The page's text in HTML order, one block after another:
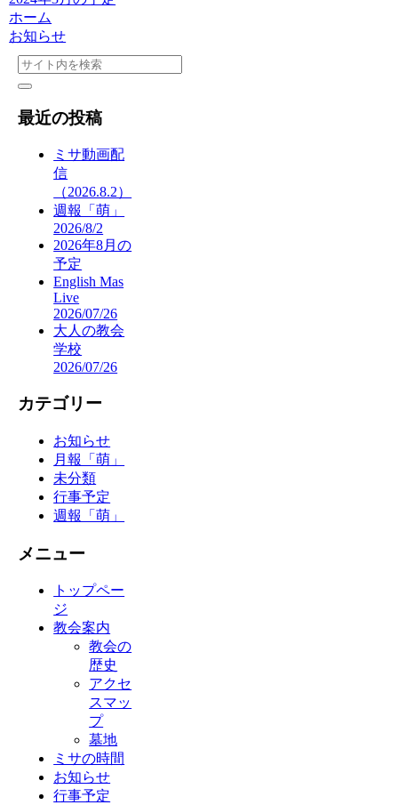
ホーム
お知らせ
最近の投稿
ミサ動画配
信
（2026.8.2）
週報「萌」
2026/8/2
2026年8月の
予定
English Mas
Live
2026/07/26
大人の教会
学校
2026/07/26
カテゴリー
お知らせ
月報「萌」
未分類
行事予定
週報「萌」
メニュー
トップペー
ジ
教会案内
教会の
歴史
アクセ
スマッ
プ
墓地
ミサの時間
お知らせ
行事予定